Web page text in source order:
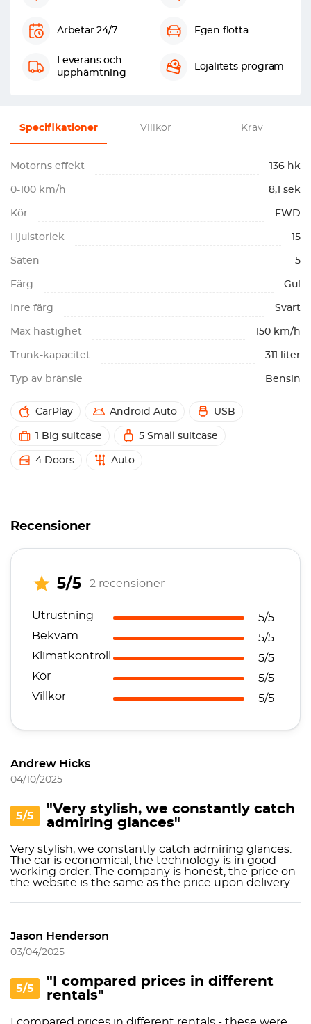
Arbetar 24/7 Egen flotta
Leverans och
upphämtning
Lojalitets program
Specifikationer Villkor Krav
Motorns effekt 136 hk
0-100 km/h 8,1 sek
Kör FWD
Hjulstorlek 15
Säten 5
Färg Gul
Inre färg Svart
Max hastighet 150 km/h
Trunk-kapacitet 311 liter
Typ av bränsle Bensin
CarPlay Android Auto USB
1 Big suitcase 5 Small suitcase
4 Doors Auto
Recensioner
5/5 2 recensioner
Utrustning
5/5
Bekväm
5/5
Klimatkontroll
5/5
Kör
5/5
Villkor
5/5
Andrew Hicks
04/10/2025
5/5
"Very stylish, we constantly catch
admiring glances"
Very stylish, we constantly catch admiring glances.
The car is economical, the technology is in good
working order. The company is honest, the price on
the website is the same as the price upon delivery.
Jason Henderson
03/04/2025
5/5
"I compared prices in different
rentals"